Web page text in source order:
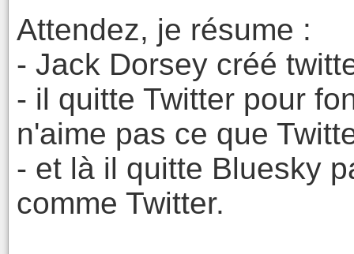
Attendez, je résume :
- Jack Dorsey créé
- il quitte Twitter pour
n'aime pas ce que
- et là il quitte Bluesky
comme Twitter.